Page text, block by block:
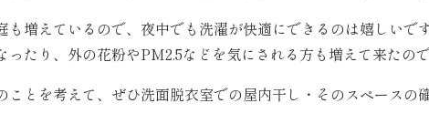
も増えているので、夜中でも洗濯が快適にできるのは嬉しい
ったり、外の花粉やPM2.5などを気にされる方も増えて来たの
ことを考えて、ぜひ洗面脱衣室での屋内干し・そのスペースの